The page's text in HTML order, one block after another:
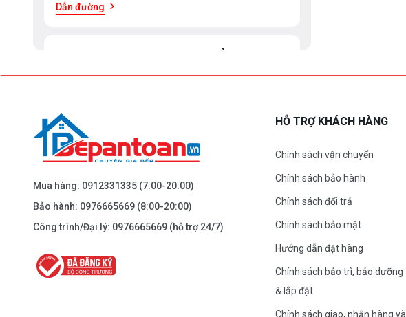
Dẫn đường
BEPANTOAN.VN - ĐẠI LA - HAI BÀ TRƯNG -
Dẫn đường
BEPANTOAN.VN - NGUYỄN TRÃI - THANH
Dẫn đường
Mua hàng: 0912331335 (7:00-20:00)
Bảo hành: 0976665669 (8:00-20:00)
Công trình/Đại lý: 0976665669 (hỗ trợ 24/7)
HỖ TRỢ KHÁCH HÀNG
Chính sách vận chuyển
Chính sách bảo hành
Chính sách đổi trả
Chính sách bảo mật
Hướng dẫn đặt hàng
Chính sách bảo trì, bảo dưỡng
& lắp đặt
Chính sách giao, nhận hàng và